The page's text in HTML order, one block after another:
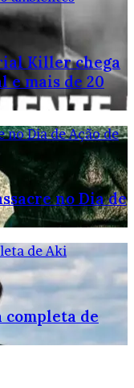
Killer chega
e mais de 20
no Dia de Ação de
no Dia de
de Aki
completa de